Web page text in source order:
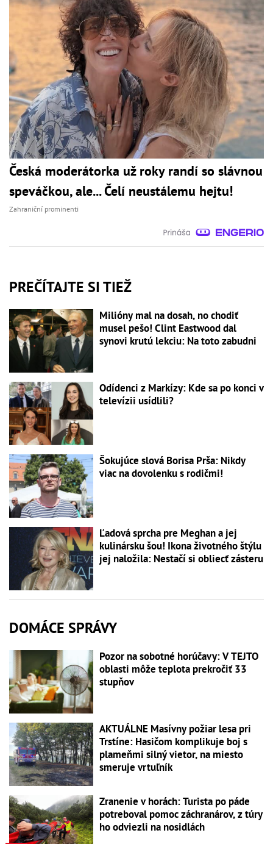
Česká moderátorka už roky randí so slávnou
speváčkou, ale... Čelí neustálemu hejtu!
Zahraniční prominenti
PREČÍTAJTE SI TIEŽ
Milióny mal na dosah, no chodiť
musel pešo! Clint Eastwood dal
synovi krutú lekciu: Na toto zabudni
Odídenci z Markízy: Kde sa po konci v
televízii usídlili?
Šokujúce slová Borisa Prša: Nikdy
viac na dovolenku s rodičmi!
Ľadová sprcha pre Meghan a jej
kulinársku šou! Ikona životného štýlu
jej naložila: Nestačí si obliecť zásteru
DOMÁCE SPRÁVY
Pozor na sobotné horúčavy: V TEJTO
oblasti môže teplota prekročiť 33
stupňov
AKTUÁLNE Masívny požiar lesa pri
Trstíne: Hasičom komplikuje boj s
plameňmi silný vietor, na miesto
smeruje vrtuľník
Zranenie v horách: Turista po páde
potreboval pomoc záchranárov, z túry
ho odviezli na nosidlách